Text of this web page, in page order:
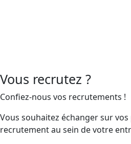
Vous recrutez ?
Confiez-nous vos recrutements !
Vous souhaitez échanger sur
recrutement au sein de votre